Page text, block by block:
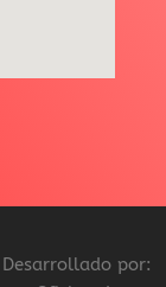
Desarrollado por: